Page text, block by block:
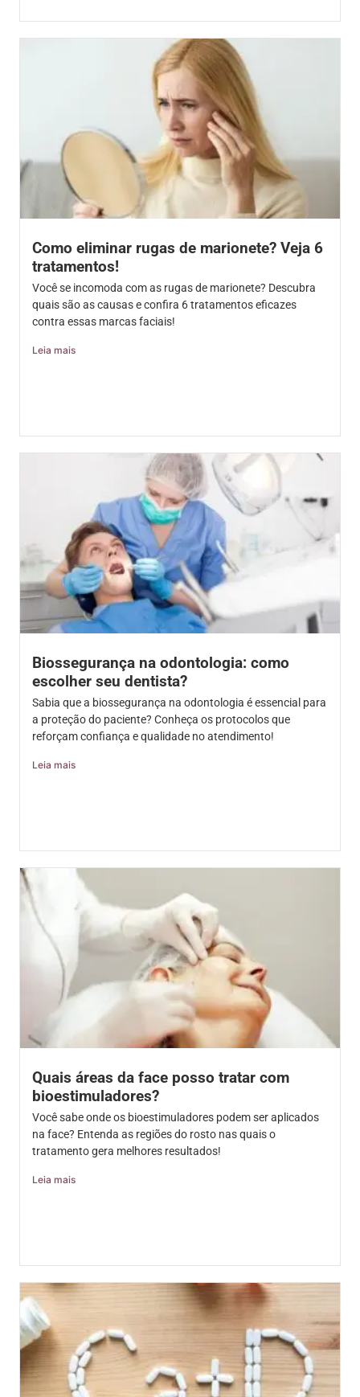
Como eliminar rugas de marionete? Veja 6
tratamentos!
Você se incomoda com as rugas de marionete? Descubra
quais são as causas e confira 6 tratamentos eficazes
contra essas marcas faciais!
Leia mais
Biossegurança na odontologia: como
escolher seu dentista?
Sabia que a biossegurança na odontologia é essencial para
a proteção do paciente? Conheça os protocolos que
reforçam confiança e qualidade no atendimento!
Leia mais
Quais áreas da face posso tratar com
bioestimuladores?
Você sabe onde os bioestimuladores podem ser aplicados
na face? Entenda as regiões do rosto nas quais o
tratamento gera melhores resultados!
Leia mais